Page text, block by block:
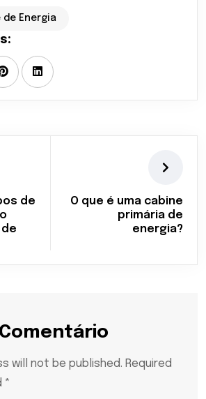
de Energia
de
de
O que é uma cabine
primária de
energia?
will not be published. Required
*